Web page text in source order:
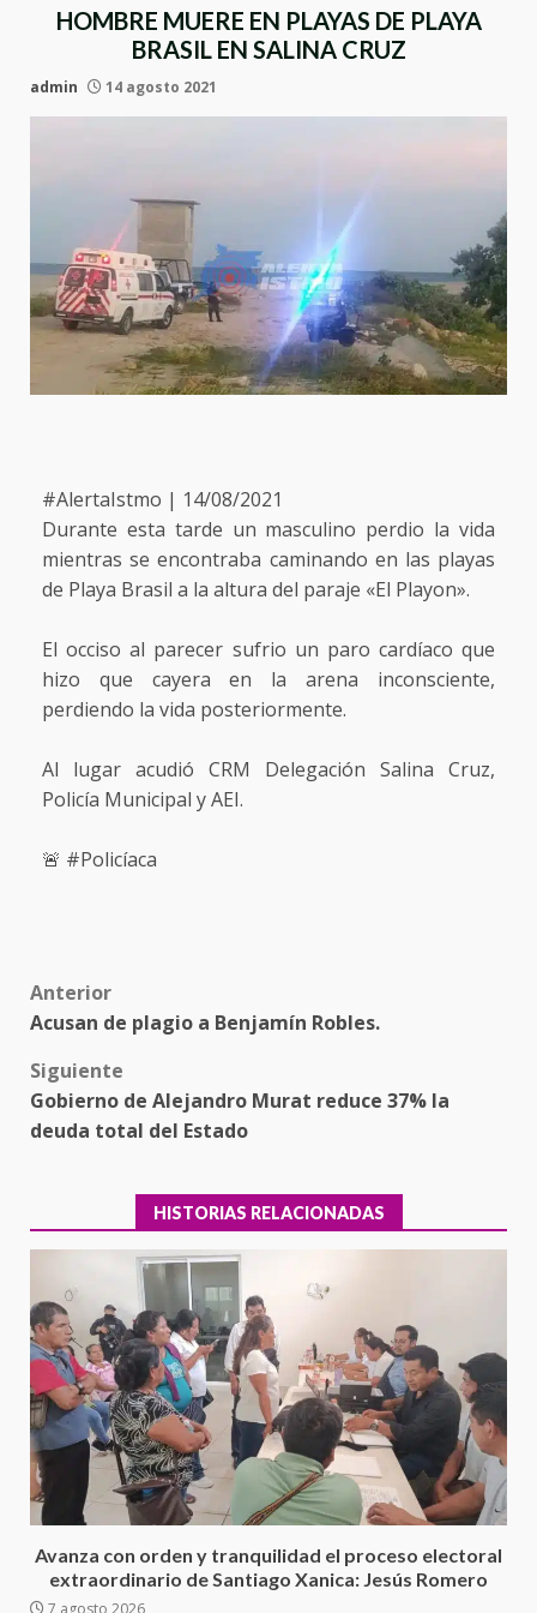
HOMBRE MUERE EN PLAYAS DE PLAYA
BRASIL EN SALINA CRUZ
admin 14 agosto 2021
#AlertaIstmo | 14/08/2021
Durante esta tarde un masculino perdio la vida
mientras se encontraba caminando en las playas
de Playa Brasil a la altura del paraje «El Playon».
El occiso al parecer sufrio un paro cardíaco que
hizo que cayera en la arena inconsciente,
perdiendo la vida posteriormente.
Al lugar acudió CRM Delegación Salina Cruz,
Policía Municipal y AEI.
🚨 #Policíaca
Post
navigation
Anterior
Acusan de plagio a Benjamín Robles.
Siguiente
Gobierno de Alejandro Murat reduce 37% la
deuda total del Estado
HISTORIAS RELACIONADAS
Avanza con orden y tranquilidad el proceso electoral
extraordinario de Santiago Xanica: Jesús Romero
7 agosto 2026
3
Ciudad Salud: justicia social para
Oaxaca
5 agosto 2026